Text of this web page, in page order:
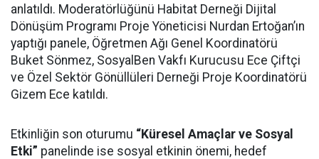
anlatıldı. Moderatörlüğünü Habitat Derneği Dijital
Dönüşüm Programı Proje Yöneticisi Nurdan Ertoğan’ın
yaptığı panele, Öğretmen Ağı Genel Koordinatörü
Buket Sönmez, SosyalBen Vakfı Kurucusu Ece Çiftçi
ve Özel Sektör Gönüllüleri Derneği Proje Koordinatörü
Gizem Ece katıldı.
Etkinliğin son oturumu “Küresel Amaçlar ve Sosyal
Etki” panelinde ise sosyal etkinin önemi, hedef